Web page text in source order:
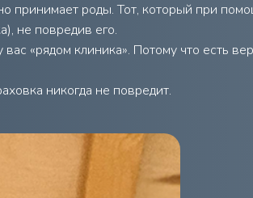
принимает роды. Тот, который при
не повредив его.
«рядом клиника». Потому что есть
никогда не повредит.